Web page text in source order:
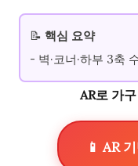
📝 핵심 요약
- 벽·코너·하부 3축
AR로 가
📱 AR